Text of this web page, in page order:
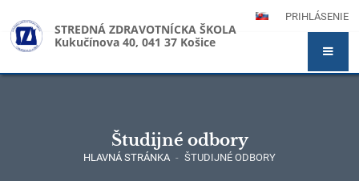
PRIHLÁSENIE
STREDNÁ ZDRAVOTNÍCKA ŠKOLA
Kukučínova 40, 041 37 Košice
Študijné odbory
HLAVNÁ STRÁNKA - ŠTUDIJNÉ ODBORY